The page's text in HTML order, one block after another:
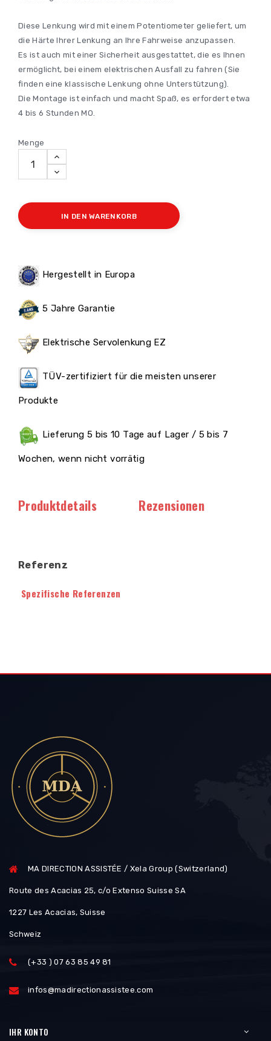
Diese Lenkung wird mit einem Potentiometer geliefert, um
die Härte Ihrer Lenkung an Ihre Fahrweise anzupassen.
Es ist auch mit einer Sicherheit ausgestattet, die es Ihnen
ermöglicht, bei einem elektrischen Ausfall zu fahren (Sie
finden eine klassische Lenkung ohne Unterstützung).
Die Montage ist einfach und macht Spaß, es erfordert etwa
4 bis 6 Stunden MO.
Menge
IN DEN WARENKORB
Hergestellt in Europa
5 Jahre Garantie
Elektrische Servolenkung EZ
TÜV-zertifiziert für die meisten unserer
Produkte
Lieferung 5 bis 10 Tage auf Lager / 5 bis 7
Wochen, wenn nicht vorrätig
Produktdetails Rezensionen
Referenz
Spezifische Referenzen
MA DIRECTION ASSISTÉE / Xela Group (Switzerland)
Route des Acacias 25, c/o Extenso Suisse SA
1227 Les Acacias, Suisse
Schweiz
(+33 ) 07 63 85 49 81
infos@madirectionassistee.com
IHR KONTO